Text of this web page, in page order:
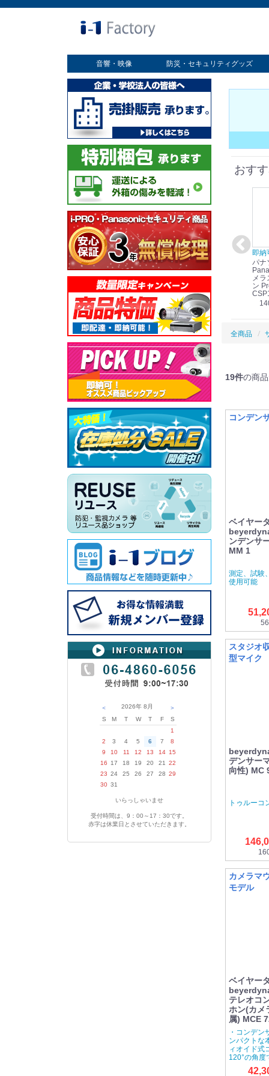
音響・映像
業務用ディスプレイ
プロジェクター
放送・業務用映像システム
書画カメラ
スクリーン
オプション
防災・セキュリティグッズ
セキュリティグッズ
防災グッズ
＜ 2026年 8月
＞
S
M T W T F
S
1
2
3 4 5 6 7
8
9
10 11 12 13 14 15
16
17 18 19 20 21
22
23 24 25 26 27 28 29
30 31
いらっしゃいませ
受付時間は、9：00～17：30です。
赤字は休業日とさせていただきます。
おす
Panasonic i-PRO
2MP(1080p) 屋内 小
ー付きモデル WV-
S71301-F2L (送料無
（税別）
即納可能！
パナソニック
Panasonic i-PRO カ
メラ吊り下げ金具
WV-QSR501-WUX
(送料無料)
6,000円（税別）
在庫あり！送料無料！
パナソニック
Panasonic リモコン
マイク (10局用) WR-
210A (送料無料)
39,000円
即納
パナ
メラ
ン
全商品
19件の商
コンデン
ベイヤー
ンデンサ
MM 1
測定、試験
使用可能
スタジオ
型マイク
デンサー
向性) MC
トゥルーコ
カメラマ
モデル
ベイヤー
テレオコ
ホン(カメ
属) MCE
・コンデン
ンパクトな
ィオイド式
120°の角度